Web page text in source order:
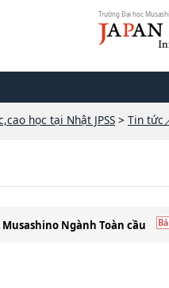
học tại Nhật JPSS > Tin tức
Ngành Toàn cầu